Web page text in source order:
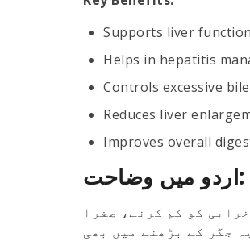
Supports liver function
Helps in hepatitis
Controls excessive
Reduces liver
Improves overall
اردو میں وضاحت:
کو کم کرنے، صفرا
جگر کے بڑھنے میں بھی